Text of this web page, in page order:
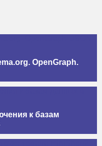
OpenGraph.
к базам